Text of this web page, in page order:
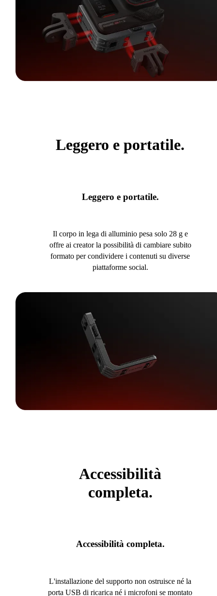
Leggero e portatile.
Leggero e portatile.
Il corpo in lega di alluminio pesa solo 28 g e
offre ai creator la possibilità di cambiare subito
formato per condividere i contenuti su diverse
piattaforme social.
Accessibilità
completa.
Accessibilità completa.
L'installazione del supporto non ostruisce né la
porta USB di ricarica né i microfoni se montato